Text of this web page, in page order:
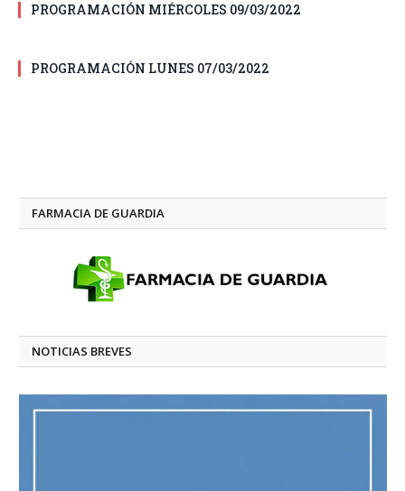
PROGRAMACIÓN MIÉRCOLES 09/03/2022
PROGRAMACIÓN LUNES 07/03/2022
FARMACIA DE GUARDIA
NOTICIAS BREVES